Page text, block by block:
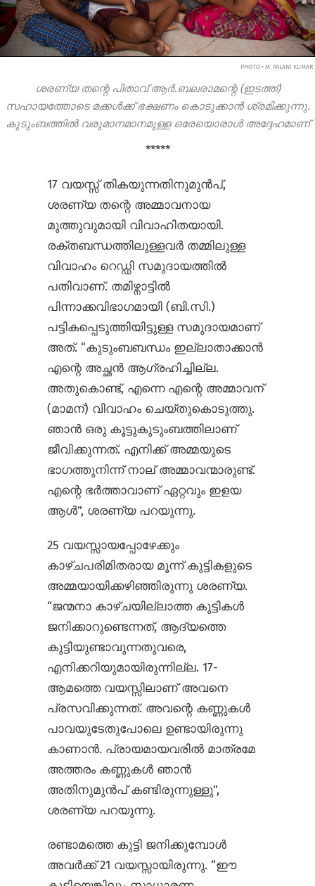
PHOTO • M. PALANI KUMAR
ശരണ്യ തന്റെ പിതാവ് ആർ.ബലരാമന്റെ (ഇടത്ത്)
സഹായത്തോടെ മക്കൾക്ക് ഭക്ഷണം കൊടുക്കാൻ ശ്രമിക്കുന്നു.
കുടുംബത്തിൽ വരുമാനമാനമുള്ള ഒരേയൊരാൾ അദ്ദേഹമാണ്
*****
17 വയസ്സ് തികയുന്നതിനുമുൻപ്,
ശരണ്യ തന്റെ അമ്മാവനായ
മുത്തുവുമായി വിവാഹിതയായി.
രക്തബന്ധത്തിലുള്ളവർ തമ്മിലുള്ള
വിവാഹം റെഡ്ഡി സമുദായത്തിൽ
പതിവാണ്. തമിഴ്നാട്ടിൽ
പിന്നാക്കവിഭാഗമായി (ബി.സി.)
പട്ടികപ്പെടുത്തിയിട്ടുള്ള സമുദായമാണ്
അത്. “കുടുംബബന്ധം ഇല്ലാതാക്കാൻ
എന്റെ അച്ഛൻ ആഗ്രഹിച്ചില്ല.
അതുകൊണ്ട്, എന്നെ എന്റെ അമ്മാവന്
(മാമന്) വിവാഹം ചെയ്തുകൊടുത്തു.
ഞാൻ ഒരു കൂട്ടുകുടുംബത്തിലാണ്
ജീവിക്കുന്നത്. എനിക്ക് അമ്മയുടെ
ഭാഗത്തുനിന്ന് നാല് അമ്മാവന്മാരുണ്ട്.
എന്റെ ഭർത്താവാണ് ഏറ്റവും ഇളയ
ആൾ”, ശരണ്യ പറയുന്നു.
25 വയസ്സായപ്പോഴേക്കും
കാഴ്ചപരിമിതരായ മൂന്ന് കുട്ടികളുടെ
അമ്മയായിക്കഴിഞ്ഞിരുന്നു ശരണ്യ.
“ജന്മനാ കാഴ്ചയില്ലാത്ത കുട്ടികൾ
ജനിക്കാറുണ്ടെന്നത്, ആദ്യത്തെ
കുട്ടിയുണ്ടാവുന്നതുവരെ,
എനിക്കറിയുമായിരുന്നില്ല. 17-
ആമത്തെ വയസ്സിലാണ് അവനെ
പ്രസവിക്കുന്നത്. അവന്റെ കണ്ണുകൾ
പാവയുടേതുപോലെ ഉണ്ടായിരുന്നു
കാണാൻ. പ്രായമായവരിൽ മാത്രമേ
അത്തരം കണ്ണുകൾ ഞാൻ
അതിനുമുൻപ് കണ്ടിരുന്നുള്ളു”,
ശരണ്യ പറയുന്നു.
രണ്ടാമത്തെ കുട്ടി ജനിക്കുമ്പോൾ
അവർക്ക് 21 വയസ്സായിരുന്നു. “ഈ